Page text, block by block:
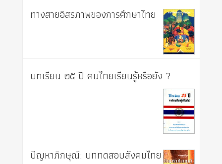
ทางสายอิสรภาพของการศึกษาไทย
บทเรียน ๒๕ ปี คนไทยเรียนรู้หรือยัง ?
ปัญหาภิกษุณี: บททดสอบสังคมไทย